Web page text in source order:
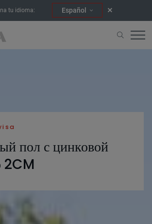
tu idioma: Español
пол с цинковой
2CM